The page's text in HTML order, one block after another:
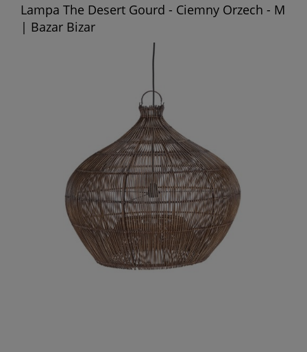
Lampa The Desert Gourd - Ciemny Orzech - M
| Bazar Bizar